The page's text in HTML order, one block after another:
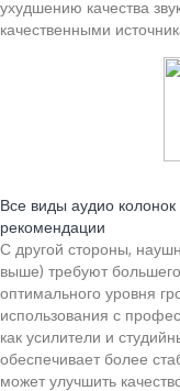
ухудшению качества
качественными
Все виды аудио
рекомендации
С другой стороны,
выше) требуют
оптимального уровня
использования с
как усилители и
обеспечивает более
может улучшить